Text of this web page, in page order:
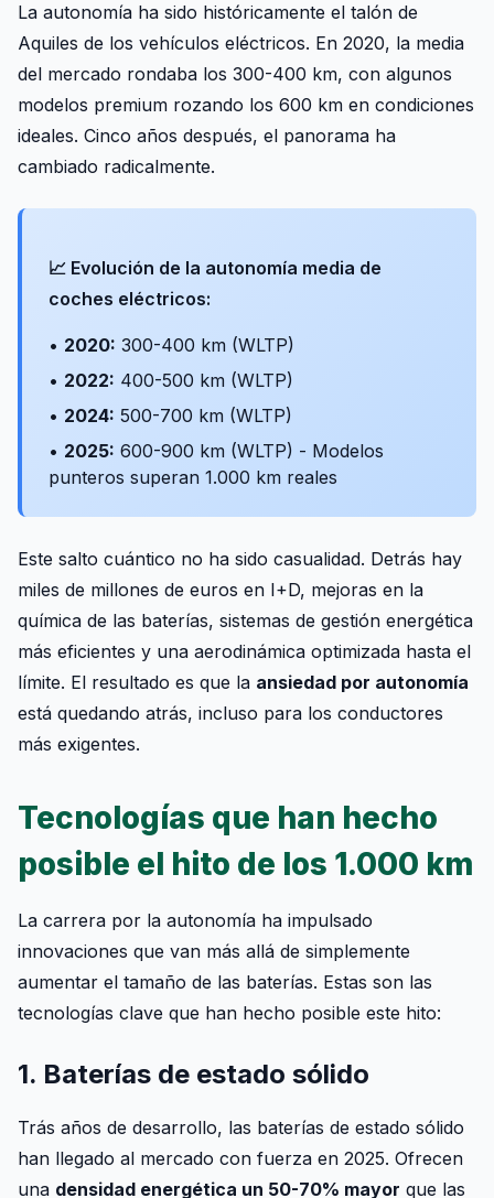
La autonomía ha sido históricamente el talón de
Aquiles de los vehículos eléctricos. En 2020, la media
del mercado rondaba los 300-400 km, con algunos
modelos premium rozando los 600 km en condiciones
ideales. Cinco años después, el panorama ha
cambiado radicalmente.
📈 Evolución de la autonomía media de
coches eléctricos:
• 2020: 300-400 km (WLTP)
• 2022: 400-500 km (WLTP)
• 2024: 500-700 km (WLTP)
• 2025: 600-900 km (WLTP) - Modelos
punteros superan 1.000 km reales
Este salto cuántico no ha sido casualidad. Detrás hay
miles de millones de euros en I+D, mejoras en la
química de las baterías, sistemas de gestión energética
más eficientes y una aerodinámica optimizada hasta el
límite. El resultado es que la ansiedad por autonomía
está quedando atrás, incluso para los conductores
más exigentes.
Tecnologías que han hecho
posible el hito de los 1.000 km
La carrera por la autonomía ha impulsado
innovaciones que van más allá de simplemente
aumentar el tamaño de las baterías. Estas son las
tecnologías clave que han hecho posible este hito:
1. Baterías de estado sólido
Trás años de desarrollo, las baterías de estado sólido
han llegado al mercado con fuerza en 2025. Ofrecen
una densidad energética un 50-70% mayor que las